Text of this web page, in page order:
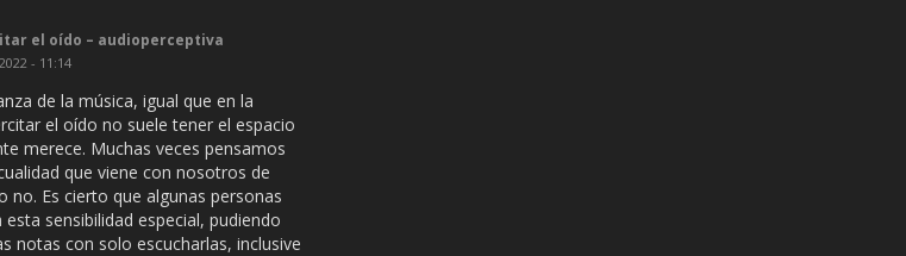
el oído – audioperceptiva
- 11:14
de la música, igual que en la
el oído no suele tener el espacio
merece. Muchas veces pensamos
que viene con nosotros de
no. Es cierto que algunas personas
sensibilidad especial, pudiendo
notas con solo escucharlas, inclusive